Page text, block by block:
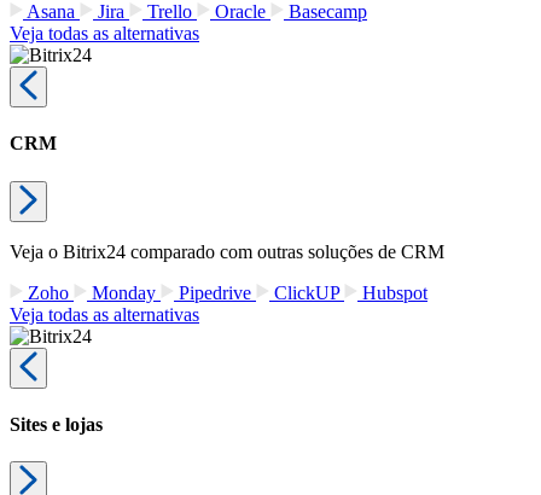
Asana
Jira Trello Oracle
Basecamp
Veja todas as alternativas
CRM
Veja o Bitrix24 comparado com outras soluções de CRM
Zoho
Monday Pipedrive ClickUP
Hubspot
Veja todas as alternativas
Sites e lojas